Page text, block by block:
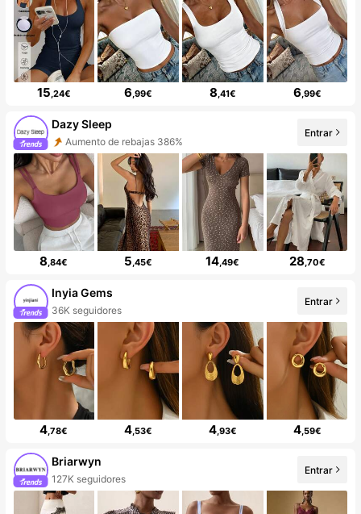
15,24€ 6,99€ 8,41€ 6,99€
Dazy Sleep
Aumento de rebajas 386%
Entrar
8,84€ 5,45€ 14,49€ 28,70€
Inyia Gems
36K seguidores
Entrar
4,78€ 4,53€ 4,93€ 4,59€
Briarwyn
127K seguidores
Entrar